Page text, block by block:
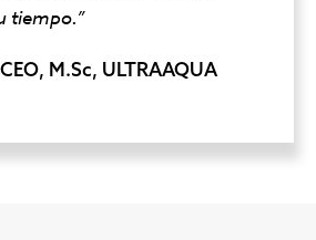
tiempo.”
M.Sc, ULTRAAQUA